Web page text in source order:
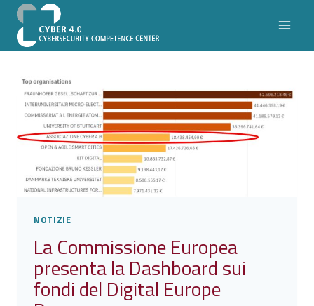
Salta
contenuto
NOTIZIE
La Commissione Europea
presenta la Dashboard sui
fondi del Digital Europe